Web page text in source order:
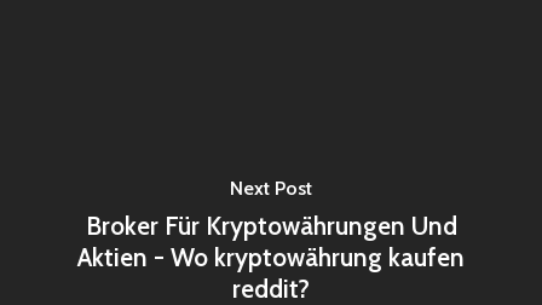
Next Post
Broker Für Kryptowährungen Und
Aktien - Wo kryptowährung kaufen
reddit?